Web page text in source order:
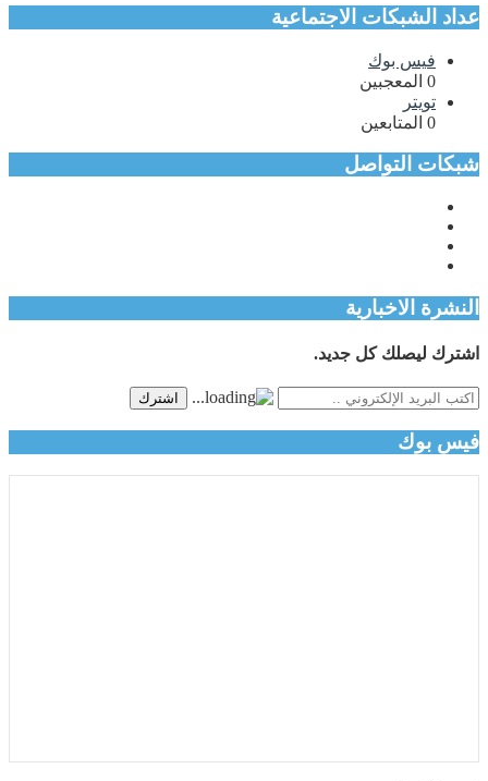
عداد الشبكات الاجتماعية
فيس بوك
0 المعجبين
تويتر
0 المتابعين
شبكات التواصل
النشرة الاخبارية
اشترك ليصلك كل جديد.
اشترك
فيس بوك